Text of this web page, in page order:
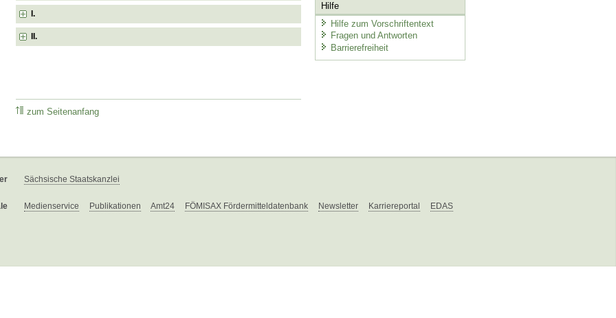
I.
II.
zum Seitenanfang
Hilfe
Hilfe zum Vorschriftentext
Fragen und Antworten
Barrierefreiheit
Sächsische Staatskanzlei
Medienservice Publikationen Amt24 FÖMISAX Fördermitteldatenbank Newsletter Karriereportal EDAS